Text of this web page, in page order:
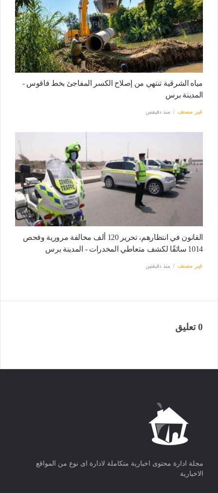
مياه الشرقية تنتهي من إصلاح الكسر المفاجئ بخط فاقوس -
المدينة برس
غير مصنف منذ دقيقتين
القانون في انتظارهم، تحرير 120 ألف مخالفة مرورية وفحص
1014 سائقًا لكشف متعاطي المخدرات - المدينة برس
غير مصنف منذ دقيقتين
0 تعليق
مجلة ادارة محتوى اخبارية متكاملة لادارة اى نوع من المواقع
الاخبارية